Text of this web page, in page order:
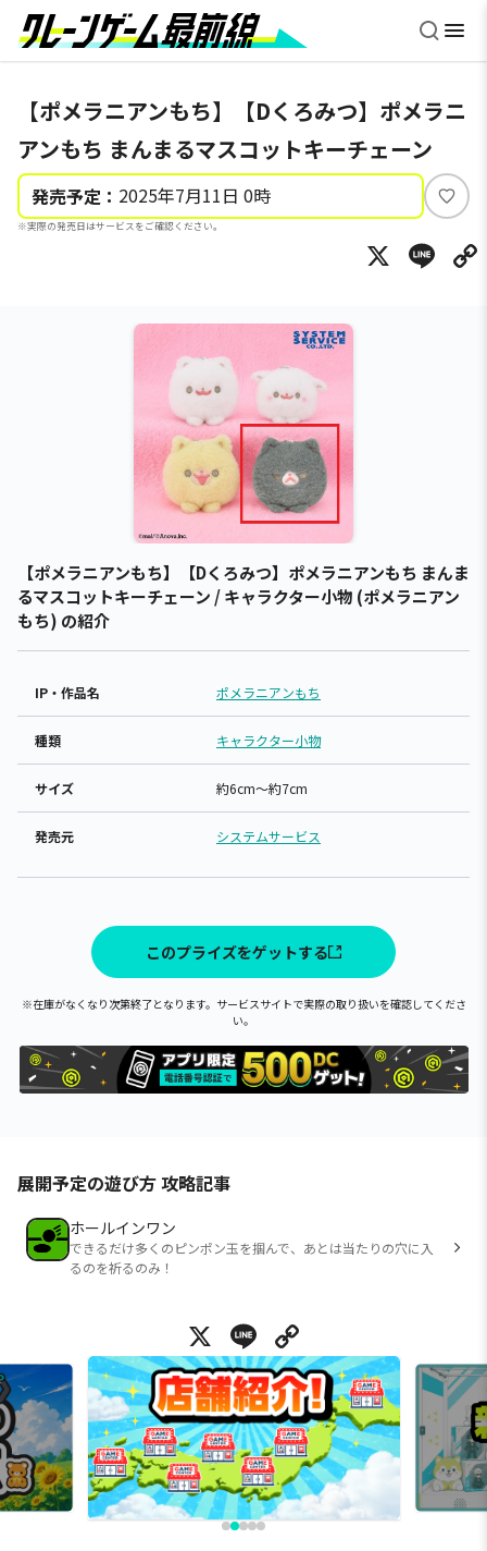
【ポメラニアンもち】【Dくろみつ】ポメラニ
アンもち まんまるマスコットキーチェーン
発売予定： 2025年7月11日 0時
※実際の発売日はサービスをご確認ください。
い
ね
X
【ポメラニアンもち】【Dくろみつ】ポメラニアンもち まんま
るマスコットキーチェーン / キャラクター小物 (ポメラニアン
もち) の紹介
IP・作品名 ポメラニアンもち
種類 キャラクター小物
サイズ 約6cm～約7cm
発売元 システムサービス
このプライズをゲットする
※在庫がなくなり次第終了となります。サービスサイトで実際の取り扱いを確認してくださ
い。
展開予定の遊び方 攻略記事
ホールインワン
できるだけ多くのピンポン玉を掴んで、あとは当たりの穴に入
るのを祈るのみ！
X Line